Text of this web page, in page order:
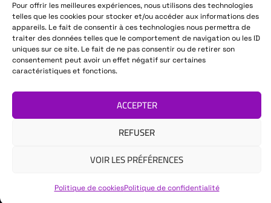
Pour offrir les meilleures expériences, nous utilisons des technologies
telles que les cookies pour stocker et/ou accéder aux informations des
appareils. Le fait de consentir à ces technologies nous permettra de
traiter des données telles que le comportement de navigation ou les ID
uniques sur ce site. Le fait de ne pas consentir ou de retirer son
consentement peut avoir un effet négatif sur certaines
caractéristiques et fonctions.
ACCEPTER
REFUSER
VOIR LES PRÉFÉRENCES
Politique de cookiesPolitique de confidentialité
DEMANDEZ VOTRE AUDIT GRATUIT
PRINTEUR
COMMUNICATION
À propos
ACCÈS RAPIDE
Création de site web
Création de logo &
DES QUESTIONS?
Mail:
Tél. :07 81 81 63 26
Site web propulsé par Printeur Communication